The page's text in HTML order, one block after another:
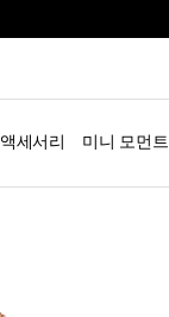
액세서리 미니 모먼트